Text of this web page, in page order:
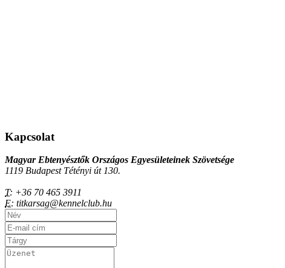
Kapcsolat
Magyar Ebtenyésztők Országos Egyesületeinek Szövetsége
1119 Budapest Tétényi út 130.
T: +36 70 465 3911
E: titkarsag@kennelclub.hu